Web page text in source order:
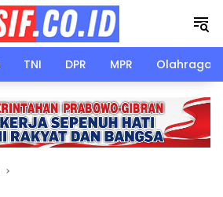
TNI DPR MPR Olahraga